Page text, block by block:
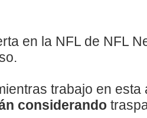
en la NFL de NFL
trabajo en
considerando